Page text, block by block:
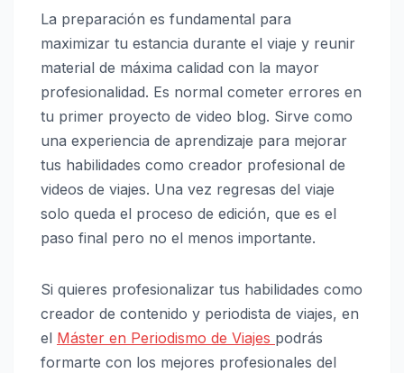
La preparación es fundamental para
maximizar tu estancia durante el viaje y reunir
material de máxima calidad con la mayor
profesionalidad. Es normal cometer errores en
tu primer proyecto de video blog. Sirve como
una experiencia de aprendizaje para mejorar
tus habilidades como creador profesional de
videos de viajes. Una vez regresas del viaje
solo queda el proceso de edición, que es el
paso final pero no el menos importante.
Si quieres profesionalizar tus habilidades como
creador de contenido y periodista de viajes, en
el Máster en Periodismo de Viajes podrás
formarte con los mejores profesionales del